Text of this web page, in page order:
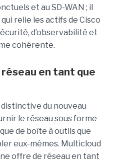
et au SD-WAN ; il
relie les actifs de Cisco
d’observabilité et
cohérente.
réseau en tant que
du nouveau
le réseau sous forme
de boîte à outils que
eux-mêmes. Multicloud
offre de réseau en tant